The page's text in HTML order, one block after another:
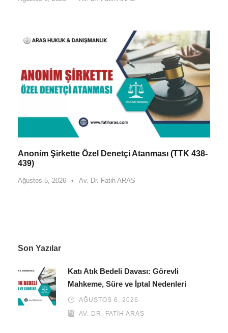
Anonim Şirkette Özel Denetçi Atanması (TTK 438-
439)
Ağustos 5, 2026 • Av. Dr. Fatih ARAS
Son Yazılar
Katı Atık Bedeli Davası: Görevli
Mahkeme, Süre ve İptal Nedenleri
AĞUSTOS 6, 2026
AV. DR. FATIH ARAS